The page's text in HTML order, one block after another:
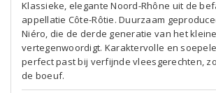
Klassieke, elegante Noord-Rhône uit de
appellatie Côte-Rôtie. Duurzaam
Niéro, die de derde generatie van het
vertegenwoordigt. Karaktervolle en
perfect past bij verfijnde vleesgerechten,
de boeuf.